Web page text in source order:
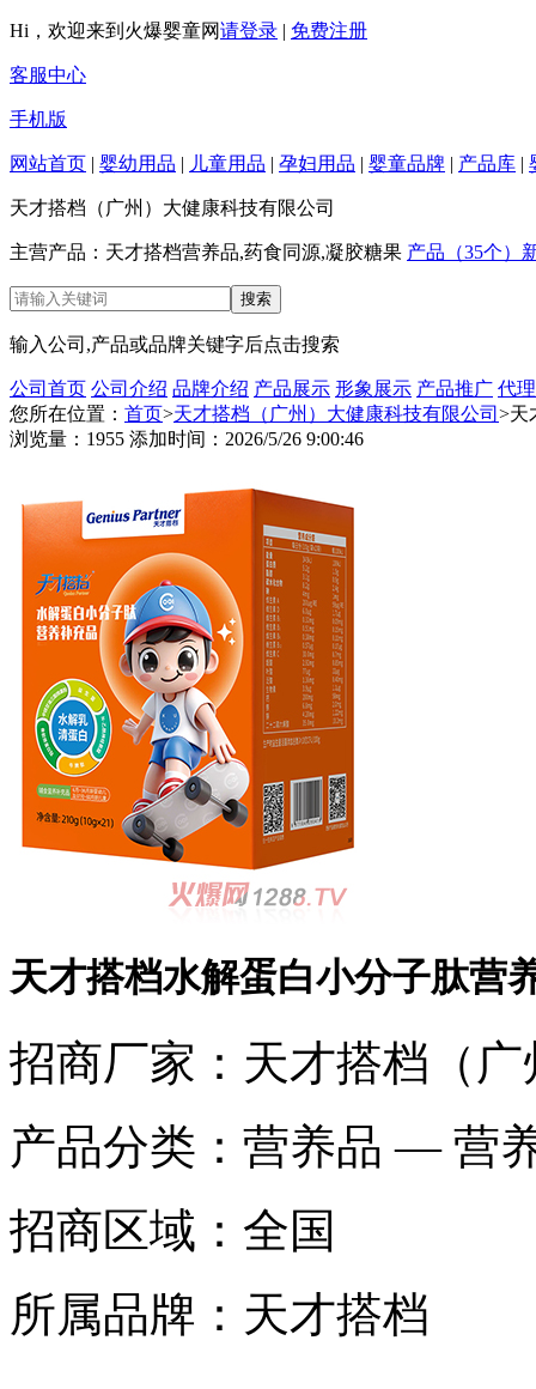
Hi，欢迎来到火爆婴童网请登录 | 免费注册
客服中心
手机版
网站首页 | 婴幼用品 | 儿童用品 | 孕妇用品 | 婴童品牌 | 产品库 |
天才搭档（广州）大健康科技有限公司
主营产品：天才搭档营养品,药食同源,凝胶糖果 产品（35个）
输入公司,产品或品牌关键字后点击搜索
公司首页 公司介绍 品牌介绍 产品展示 形象展示 产品推广 代
您所在位置： 首页>天才搭档（广州）大健康科技有限公司 >天
浏览量：1955 添加时间：2026/5/26 9:00:46
天才搭档水解蛋白小分子肽营
招商厂家： 天才搭档（
产品分类： 营养品 — 营
招商区域： 全国
所属品牌： 天才搭档